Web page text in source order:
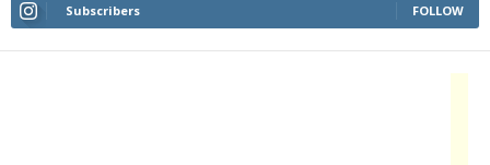
Subscribers FOLLOW